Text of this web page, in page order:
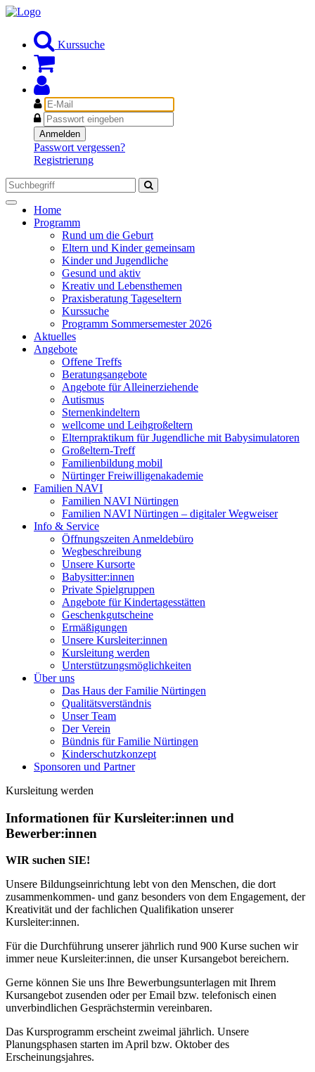
Kurssuche
E-
Mail
Passwort
Anmelden
Passwort vergessen?
Registrierung
Toggle
navigation
Home
Programm
Rund um die Geburt
Eltern und Kinder gemeinsam
Kinder und Jugendliche
Gesund und aktiv
Kreativ und Lebensthemen
Praxisberatung Tageseltern
Kurssuche
Programm Sommersemester 2026
Aktuelles
Angebote
Offene Treffs
Beratungsangebote
Angebote für Alleinerziehende
Autismus
Sternenkindeltern
wellcome und Leihgroßeltern
Elternpraktikum für Jugendliche mit Babysimulatoren
Großeltern-Treff
Familienbildung mobil
Nürtinger Freiwilligenakademie
Familien NAVI
Familien NAVI Nürtingen
Familien NAVI Nürtingen – digitaler Wegweiser
Info & Service
Öffnungszeiten Anmeldebüro
Wegbeschreibung
Unsere Kursorte
Babysitter:innen
Private Spielgruppen
Angebote für Kindertagesstätten
Geschenkgutscheine
Ermäßigungen
Unsere Kursleiter:innen
Kursleitung werden
Unterstützungsmöglichkeiten
Über uns
Das Haus der Familie Nürtingen
Qualitätsverständnis
Unser Team
Der Verein
Bündnis für Familie Nürtingen
Kinderschutzkonzept
Sponsoren und Partner
Kursleitung werden
Informationen für Kursleiter:innen und
Bewerber:innen
WIR suchen SIE!
Unsere Bildungseinrichtung lebt von den Menschen, die dort
zusammenkommen- und ganz besonders von dem Engagement, der
Kreativität und der fachlichen Qualifikation unserer
Kursleiter:innen.
Für die Durchführung unserer jährlich rund 900 Kurse suchen wir
immer neue Kursleiter:innen, die unser Kursangebot bereichern.
Gerne können Sie uns Ihre Bewerbungsunterlagen mit Ihrem
Kursangebot zusenden oder per Email bzw. telefonisch einen
unverbindlichen Gesprächstermin vereinbaren.
Das Kursprogramm erscheint zweimal jährlich. Unsere
Planungsphasen starten im April bzw. Oktober des
Erscheinungsjahres.